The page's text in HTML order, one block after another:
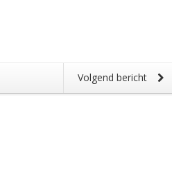
Volgend bericht